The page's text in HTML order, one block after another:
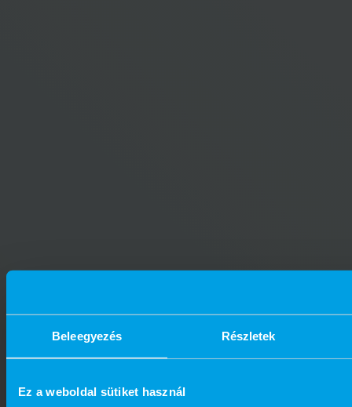
Beleegyezés Részletek
Ez a weboldal sütiket használ